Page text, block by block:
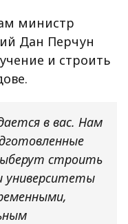
министр
Дан Перчун
и строить
в вас. Нам
строить
университеты